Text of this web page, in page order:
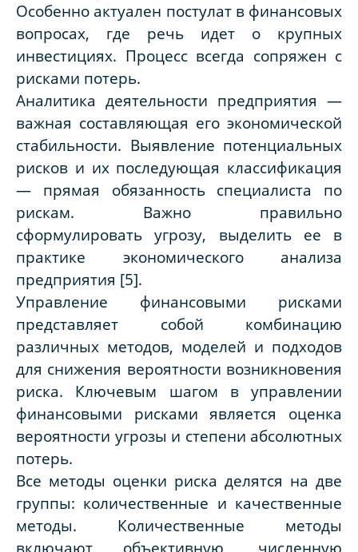
Особенно актуален постулат в финансовых
вопросах, где речь идет о крупных
инвестициях. Процесс всегда сопряжен с
рисками потерь.
Аналитика деятельности предприятия —
важная составляющая его экономической
стабильности. Выявление потенциальных
рисков и их последующая классификация
— прямая обязанность специалиста по
рискам. Важно правильно
сформулировать угрозу, выделить ее в
практике экономического анализа
предприятия [5].
Управление финансовыми рисками
представляет собой комбинацию
различных методов, моделей и подходов
для снижения вероятности возникновения
риска. Ключевым шагом в управлении
финансовыми рисками является оценка
вероятности угрозы и степени абсолютных
потерь.
Все методы оценки риска делятся на две
группы: количественные и качественные
методы. Количественные методы
включают объективную, численную